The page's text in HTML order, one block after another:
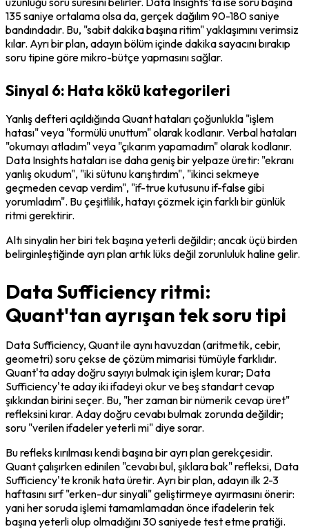
135 saniye ortalama olsa da, gerçek dağılım 90-180 saniye
bandındadır. Bu, "sabit dakika başına ritim" yaklaşımını verimsiz
kılar. Ayrı bir plan, adayın bölüm içinde dakika sayacını bırakıp
soru tipine göre mikro-bütçe yapmasını sağlar.
Sinyal 6: Hata kökü kategorileri
Yanlış defteri açıldığında Quant hataları çoğunlukla "işlem
hatası" veya "formülü unuttum" olarak kodlanır. Verbal hataları
"okumayı atladım" veya "çıkarım yapamadım" olarak kodlanır.
Data Insights hataları ise daha geniş bir yelpaze üretir: "ekranı
yanlış okudum", "iki sütunu karıştırdım", "ikinci sekmeye
geçmeden cevap verdim", "if-true kutusunu if-false gibi
yorumladım". Bu çeşitlilik, hatayı çözmek için farklı bir günlük
ritmi gerektirir.
Altı sinyalin her biri tek başına yeterli değildir; ancak üçü birden
belirginleştiğinde ayrı plan artık lüks değil zorunluluk haline gelir.
Data Sufficiency ritmi:
Quant'tan ayrışan tek soru tipi
Data Sufficiency, Quant ile aynı havuzdan (aritmetik, cebir,
geometri) soru çekse de çözüm mimarisi tümüyle farklıdır.
Quant'ta aday doğru sayıyı bulmak için işlem kurar; Data
Sufficiency'te aday iki ifadeyi okur ve beş standart cevap
şıkkından birini seçer. Bu, "her zaman bir nümerik cevap üret"
refleksini kırar. Aday doğru cevabı bulmak zorunda değildir;
soru "verilen ifadeler yeterli mi" diye sorar.
Bu refleks kırılması kendi başına bir ayrı plan gerekçesidir.
Quant çalışırken edinilen "cevabı bul, şıklara bak" refleksi, Data
Sufficiency'te kronik hata üretir. Ayrı bir plan, adayın ilk 2-3
haftasını sırf "erken-dur sinyali" geliştirmeye ayırmasını önerir:
yani her soruda işlemi tamamlamadan önce ifadelerin tek
başına yeterli olup olmadığını 30 saniyede test etme pratiği.